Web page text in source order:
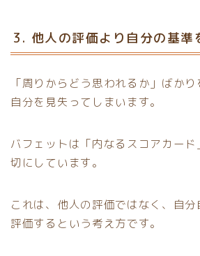
3. 他人の評価より自分の基準
「周りからどう思われるか」ばかり
自分を見失ってしまいます。
バフェットは「内なるスコアカー
切にしています。
これは、他人の評価ではなく、自
評価するという考え方です。